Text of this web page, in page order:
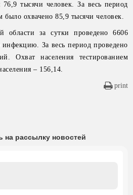
тысячи человек. За весь период
охвачено 85,9 тысячи человек.
области за сутки проведено 6606
инфекцию. За весь период проведено
Охват населения тестированием
– 156,14.
print
на рассылку новостей